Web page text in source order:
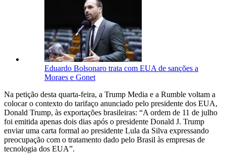
Eduardo Bolsonaro trata com EUA de sanções a
Moraes e Gonet
Na petição desta quarta-feira, a Trump Media e a Rumble voltam a
colocar o contexto do tarifaço anunciado pelo presidente dos EUA,
Donald Trump, às exportações brasileiras: “A ordem de 11 de julho
foi emitida apenas dois dias após o presidente Donald J. Trump
enviar uma carta formal ao presidente Lula da Silva expressando
preocupação com o tratamento dado pelo Brasil às empresas de
tecnologia dos EUA”.